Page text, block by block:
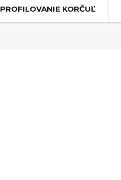
PROFILOVANIE KORČUĽ